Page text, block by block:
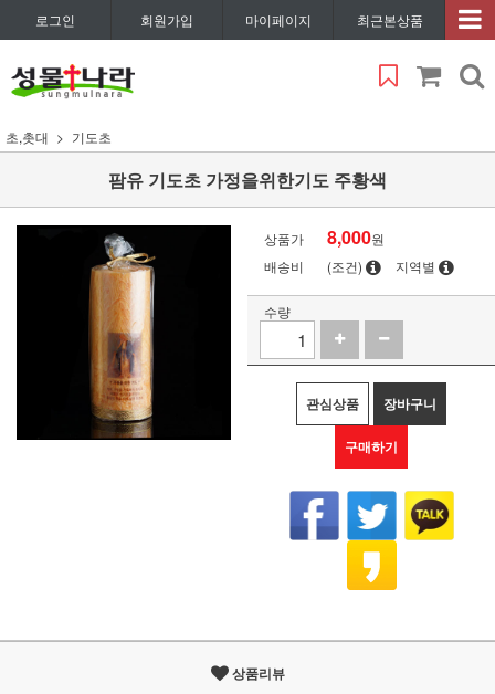
로그인 회원가입 마이페이지 최근본상품
초,촛대 기도초
팜유 기도초 가정을위한기도 주황색
상품가 8,000원
배송비
(조건) 지역별
수량
관심상품 장바구니
구매하기
상품리뷰